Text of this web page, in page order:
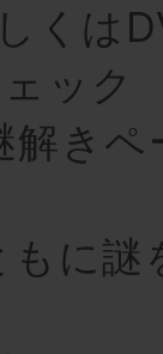
は
ック
きペ
に謎